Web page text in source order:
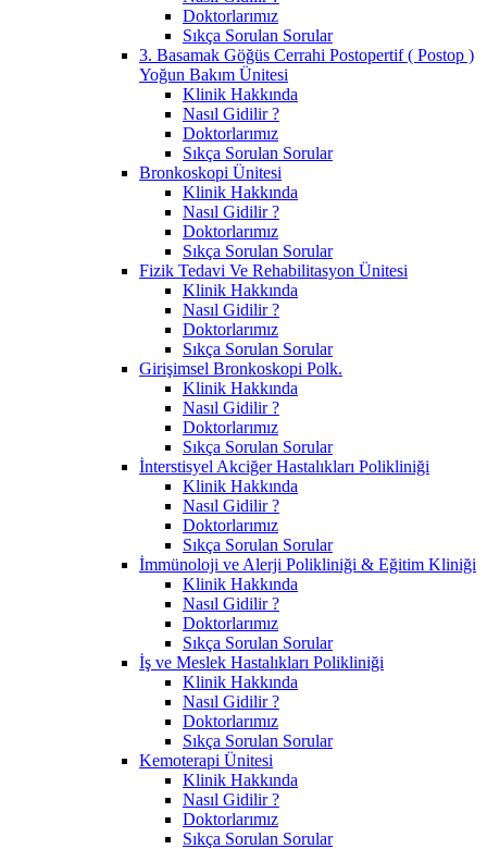
Doktorlarımız
Sıkça Sorulan Sorular
3. Basamak Göğüs Cerrahi Postopertif ( Postop )
Yoğun Bakım Ünitesi
Klinik Hakkında
Nasıl Gidilir ?
Doktorlarımız
Sıkça Sorulan Sorular
Bronkoskopi Ünitesi
Klinik Hakkında
Nasıl Gidilir ?
Doktorlarımız
Sıkça Sorulan Sorular
Fizik Tedavi Ve Rehabilitasyon Ünitesi
Klinik Hakkında
Nasıl Gidilir ?
Doktorlarımız
Sıkça Sorulan Sorular
Girişimsel Bronkoskopi Polk.
Klinik Hakkında
Nasıl Gidilir ?
Doktorlarımız
Sıkça Sorulan Sorular
İnterstisyel Akciğer Hastalıkları Polikliniği
Klinik Hakkında
Nasıl Gidilir ?
Doktorlarımız
Sıkça Sorulan Sorular
İmmünoloji ve Alerji Polikliniği & Eğitim Kliniği
Klinik Hakkında
Nasıl Gidilir ?
Doktorlarımız
Sıkça Sorulan Sorular
İş ve Meslek Hastalıkları Polikliniği
Klinik Hakkında
Nasıl Gidilir ?
Doktorlarımız
Sıkça Sorulan Sorular
Kemoterapi Ünitesi
Klinik Hakkında
Nasıl Gidilir ?
Doktorlarımız
Sıkça Sorulan Sorular